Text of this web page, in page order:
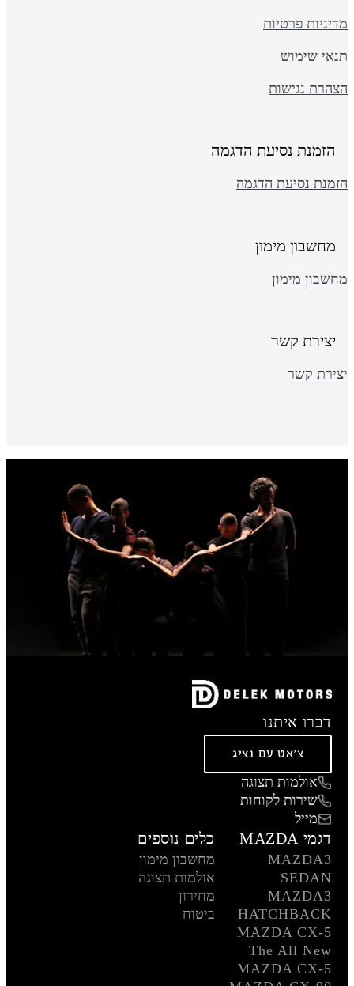
פרטיות
שימוש
נגישות
הזמנת נסיעת הדגמה
נסיעת הדגמה
מחשבון מימון
מימון
יצירת קשר
קשר
דברו איתנו
צ'אט עם נציג
אולמות תצוגה
שירות לקוחות
מייל
דגמי MAZDA
MAZDA3
SEDAN
MAZDA3
HATCHBACK
MAZDA CX-5
The All New
MAZDA CX-5
כלים נוספים
מחשבון מימון
אולמות תצוגה
מחירון
ביטוח